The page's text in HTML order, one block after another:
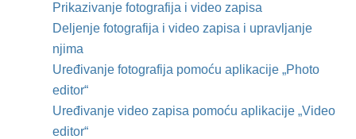
Prikazivanje fotografija i video zapisa
Deljenje fotografija i video zapisa i upravljanje
njima
Uređivanje fotografija pomoću aplikacije „Photo
editor“
Uređivanje video zapisa pomoću aplikacije „Video
editor“